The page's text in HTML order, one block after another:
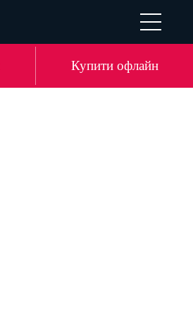
LV RU
Купити офлайн